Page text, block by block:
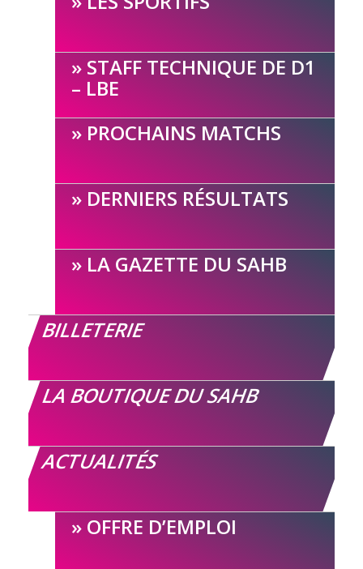
STAFF TECHNIQUE DE D1
– LBE
PROCHAINS MATCHS
DERNIERS RÉSULTATS
LA GAZETTE DU SAHB
BILLETERIE
LA BOUTIQUE DU SAHB
ACTUALITÉS
OFFRE D’EMPLOI